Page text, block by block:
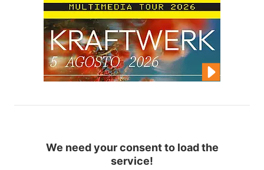
We need your consent to load the
service!